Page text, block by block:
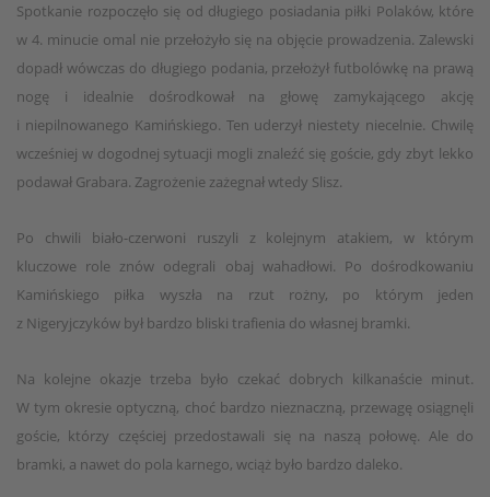
Spotkanie rozpoczęło się od długiego posiadania piłki Polaków, które
w 4. minucie omal nie przełożyło się na objęcie prowadzenia. Zalewski
dopadł wówczas do długiego podania, przełożył futbolówkę na prawą
nogę i idealnie dośrodkował na głowę zamykającego akcję
i niepilnowanego Kamińskiego. Ten uderzył niestety niecelnie. Chwilę
wcześniej w dogodnej sytuacji mogli znaleźć się goście, gdy zbyt lekko
podawał Grabara. Zagrożenie zażegnał wtedy Slisz.
Po chwili biało-czerwoni ruszyli z kolejnym atakiem, w którym
kluczowe role znów odegrali obaj wahadłowi. Po dośrodkowaniu
Kamińskiego piłka wyszła na rzut rożny, po którym jeden
z Nigeryjczyków był bardzo bliski trafienia do własnej bramki.
Na kolejne okazje trzeba było czekać dobrych kilkanaście minut.
W tym okresie optyczną, choć bardzo nieznaczną, przewagę osiągnęli
goście, którzy częściej przedostawali się na naszą połowę. Ale do
bramki, a nawet do pola karnego, wciąż było bardzo daleko.